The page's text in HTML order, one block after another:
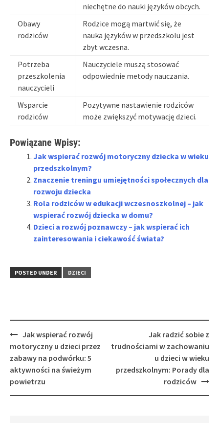
niechętne do nauki języków obcych.
Obawy
rodziców
Rodzice mogą martwić się, że
nauka języków w przedszkolu jest
zbyt wczesna.
Potrzeba
przeszkolenia
nauczycieli
Nauczyciele muszą stosować
odpowiednie metody nauczania.
Wsparcie
rodziców
Pozytywne nastawienie rodziców
może zwiększyć motywację dzieci.
Powiązane Wpisy:
Jak wspierać rozwój motoryczny dziecka w wieku
przedszkolnym?
Znaczenie treningu umiejętności społecznych dla
rozwoju dziecka
Rola rodziców w edukacji wczesnoszkolnej – jak
wspierać rozwój dziecka w domu?
Dzieci a rozwój poznawczy – jak wspierać ich
zainteresowania i ciekawość świata?
POSTED UNDER DZIECI
Post
navigation
Jak wspierać rozwój
motoryczny u dzieci przez
zabawy na podwórku: 5
aktywności na świeżym
powietrzu
Jak radzić sobie z
trudnościami w zachowaniu
u dzieci w wieku
przedszkolnym: Porady dla
rodziców